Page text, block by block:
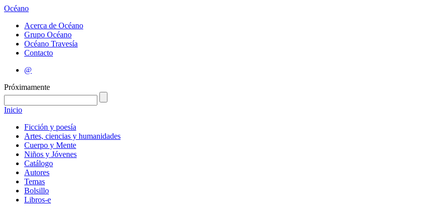
Océano
Acerca de Océano
Grupo Océano
Océano Travesía
Contacto
@
Próximamente
Inicio
Ficción y poesía
Artes, ciencias y humanidades
Cuerpo y Mente
Niños y Jóvenes
Catálogo
Autores
Temas
Bolsillo
Libros-e